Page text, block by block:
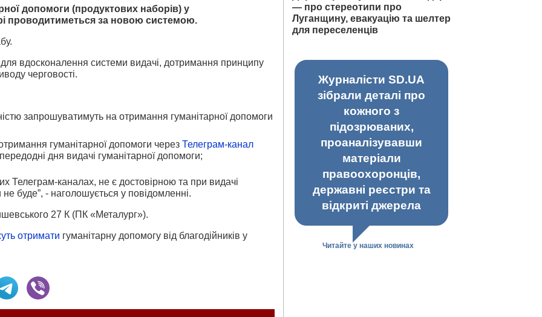
допомоги (продуктових наборів) у
проводитиметься за новою системою.
вдосконалення системи видачі, дотримання принципу
черговості.
запрошуватимуть на отримання гуманітарної допомоги
гуманітарної допомоги через Телеграм-канал
дня видачі гуманітарної допомоги;
Телеграм-каналах, не є достовірною та при видачі
буде”, - наголошується у повідомленні.
27 К (ПК «Металург»).
отримати гуманітарну допомогу від благодійників у
— про стереотипи про
Луганщину, евакуацію та шелтер
для переселенців
Журналісти SD.UA
зібрали деталі про
кожного з
підозрюваних,
проаналізувавши
матеріали
правоохоронців,
державні реєстри та
відкриті джерела
Читайте у наших новинах